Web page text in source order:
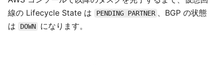
線の Lifecycle State は
PENDING PARTNER
、BGP の状態
は
DOWN になります。